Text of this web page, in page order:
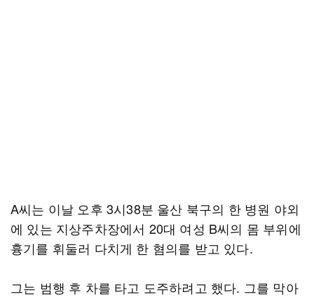
A씨는 이날 오후 3시38분 울산 북구의 한 병원 야외
에 있는 지상주차장에서 20대 여성 B씨의 몸 부위에
흉기를 휘둘러 다치게 한 혐의를 받고 있다.
그는 범행 후 차를 타고 도주하려고 했다. 그를 막아